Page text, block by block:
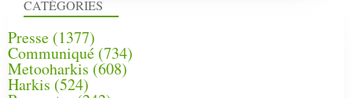
CATÉGORIES
Presse (1377)
Communiqué (734)
Metooharkis (608)
Harkis (524)